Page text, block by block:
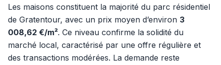
Les maisons constituent la majorité du parc résidentiel
de Gratentour, avec un prix moyen d’environ 3
008,62 €/m². Ce niveau confirme la solidité du
marché local, caractérisé par une offre régulière et
des transactions modérées. La demande reste